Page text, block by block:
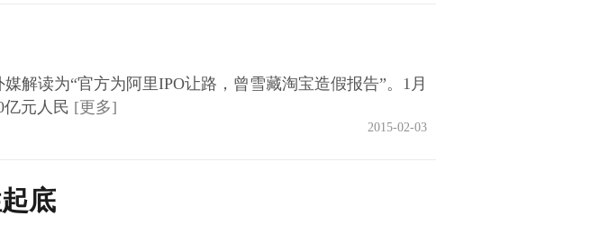
读为“官方为阿里IPO让路，曾雪藏淘宝造假报告”。1月
亿元人民 [更多]
2015-02-03
底